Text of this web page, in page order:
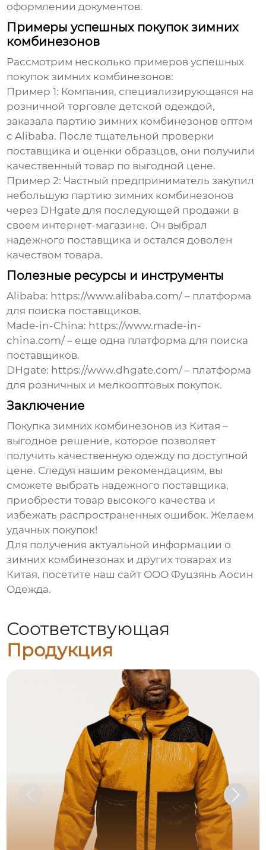
оформлении документов.
Примеры успешных покупок зимних
комбинезонов
Рассмотрим несколько примеров успешных
покупокзимних комбинезонов:
Пример 1: Компания, специализирующаяся на
розничной торговле детской одеждой,
заказала партиюзимних комбинезонов оптом
с Alibaba. После тщательной проверки
поставщика и оценки образцов, они получили
качественный товар по выгодной цене.
Пример 2: Частный предприниматель закупил
небольшую партиюзимних комбинезонов
через DHgate для последующей продажи в
своем интернет-магазине. Он выбрал
надежного поставщика и остался доволен
качеством товара.
Полезные ресурсы и инструменты
Alibaba: https://www.alibaba.com/ – платформа
для поиска поставщиков.
Made-in-China: https://www.made-in-
china.com/ – еще одна платформа для поиска
поставщиков.
DHgate: https://www.dhgate.com/ – платформа
для розничных и мелкооптовых покупок.
Заключение
Покупказимних комбинезонов из Китая –
выгодное решение, которое позволяет
получить качественную одежду по доступной
цене. Следуя нашим рекомендациям, вы
сможете выбрать надежного поставщика,
приобрести товар высокого качества и
избежать распространенных ошибок. Желаем
удачных покупок!
Для получения актуальной информации о
зимних комбинезонах и других товарах из
Китая, посетите наш сайт ООО Фуцзянь Аосин
Одежда.
Соответствующая
Продукция